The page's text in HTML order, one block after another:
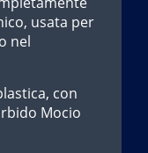
usata per
nel
con
Mocio